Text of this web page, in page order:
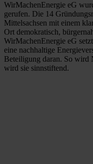
WirMachenEnergie eG
gerufen. Die 14
Mittelsachsen mit einem
Ort demokratisch,
WirMachenEnergie eG
eine nachhaltige
Beteiligung daran. So wird
wird sie sinnstiftend.